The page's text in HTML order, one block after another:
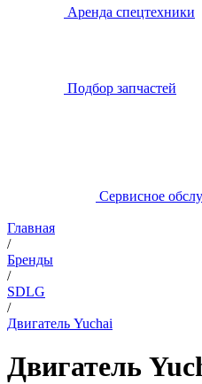
Аренда спецтехники
Подбор запчастей
Сервисное
Главная
/
Бренды
/
SDLG
/
Двигатель Yuchai
Двигатель